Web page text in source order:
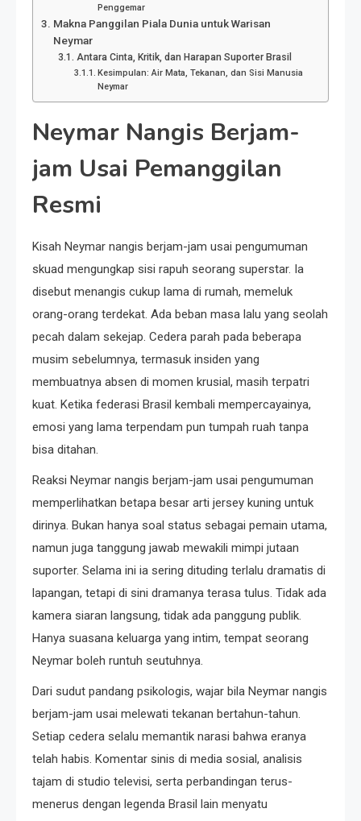
Penggemar
Makna Panggilan Piala Dunia untuk Warisan
Neymar
Antara Cinta, Kritik, dan Harapan Suporter Brasil
Kesimpulan: Air Mata, Tekanan, dan Sisi Manusia
Neymar
Neymar Nangis Berjam-
jam Usai Pemanggilan
Resmi
Kisah Neymar nangis berjam-jam usai pengumuman
skuad mengungkap sisi rapuh seorang superstar. Ia
disebut menangis cukup lama di rumah, memeluk
orang-orang terdekat. Ada beban masa lalu yang seolah
pecah dalam sekejap. Cedera parah pada beberapa
musim sebelumnya, termasuk insiden yang
membuatnya absen di momen krusial, masih terpatri
kuat. Ketika federasi Brasil kembali mempercayainya,
emosi yang lama terpendam pun tumpah ruah tanpa
bisa ditahan.
Reaksi Neymar nangis berjam-jam usai pengumuman
memperlihatkan betapa besar arti jersey kuning untuk
dirinya. Bukan hanya soal status sebagai pemain utama,
namun juga tanggung jawab mewakili mimpi jutaan
suporter. Selama ini ia sering dituding terlalu dramatis di
lapangan, tetapi di sini dramanya terasa tulus. Tidak ada
kamera siaran langsung, tidak ada panggung publik.
Hanya suasana keluarga yang intim, tempat seorang
Neymar boleh runtuh seutuhnya.
Dari sudut pandang psikologis, wajar bila Neymar nangis
berjam-jam usai melewati tekanan bertahun-tahun.
Setiap cedera selalu memantik narasi bahwa eranya
telah habis. Komentar sinis di media sosial, analisis
tajam di studio televisi, serta perbandingan terus-
menerus dengan legenda Brasil lain menyatu